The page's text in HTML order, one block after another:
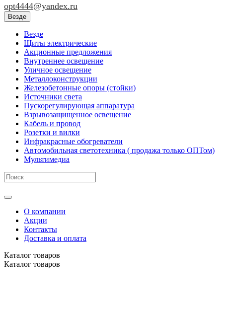
opt4444@yandex.ru
Везде
Везде
Щиты электрические
Акционные предложения
Внутреннее освещение
Уличное освещение
Металлоконструкции
Железобетонные опоры (стойки)
Источники света
Пускорегулирующая аппаратура
Взрывозащищенное освещение
Кабель и провод
Розетки и вилки
Инфракрасные обогреватели
Автомобильная светотехника ( продажа только ОПТом)
Мультимедиа
О компании
Акции
Контакты
Доставка и оплата
Каталог товаров
Каталог товаров